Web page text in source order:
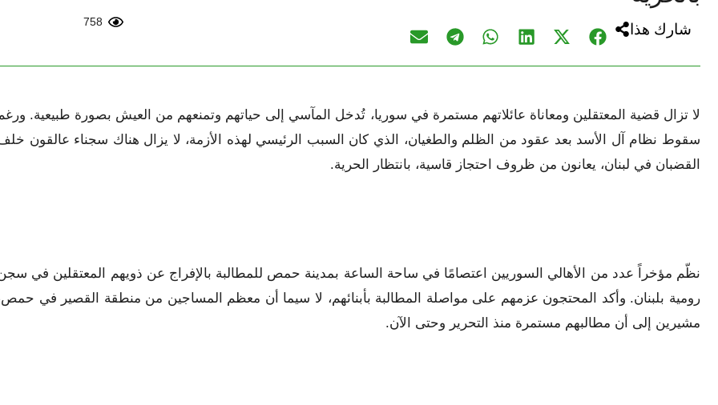
شارك هذا 758
لا تزال قضية المعتقلين ومعاناة عائلاتهم مستمرة في سوريا، تُدخل المآسي إلى حياتهم وتمنعهم من العيش بصورة طبيعية.
سقوط نظام آل الأسد بعد عقود من الظلم والطغيان، الذي كان السبب الرئيسي لهذه الأزمة، لا يزال هناك سجناء عالقون
القضبان في لبنان، يعانون من ظروف احتجاز قاسية، بانتظار الحرية.
نظّم مؤخراً عدد من الأهالي السوريين اعتصامًا في ساحة الساعة بمدينة حمص للمطالبة بالإفراج عن ذويهم المعتقلين في
رومية بلبنان. وأكد المحتجون عزمهم على مواصلة المطالبة بأبنائهم، لا سيما أن معظم المساجين من منطقة القصير في
مشيرين إلى أن مطالبهم مستمرة منذ التحرير وحتى الآن.